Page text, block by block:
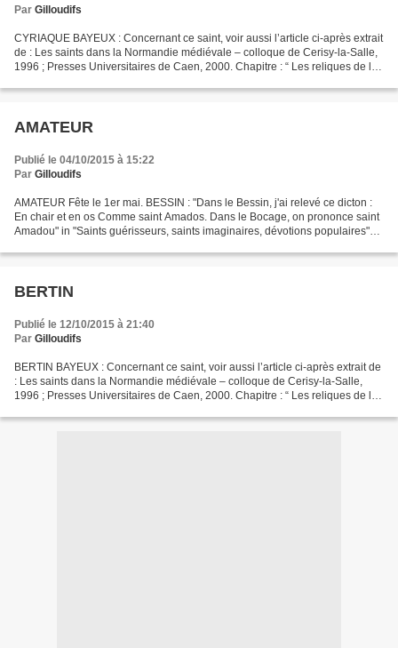
Par Gilloudifs
CYRIAQUE BAYEUX : Concernant ce saint, voir aussi l’article ci-après extrait
de : Les saints dans la Normandie médiévale – colloque de Cerisy-la-Salle,
1996 ; Presses Universitaires de Caen, 2000. Chapitre : “ Les reliques de la
AMATEUR
Publié le 04/10/2015 à 15:22
Par Gilloudifs
AMATEUR Fête le 1er mai. BESSIN : "Dans le Bessin, j'ai relevé ce dicton :
En chair et en os Comme saint Amados. Dans le Bocage, on prononce saint
Amadou" in "Saints guérisseurs, saints imaginaires, dévotions populaires"
BERTIN
Publié le 12/10/2015 à 21:40
Par Gilloudifs
BERTIN BAYEUX : Concernant ce saint, voir aussi l’article ci-après extrait de
: Les saints dans la Normandie médiévale – colloque de Cerisy-la-Salle,
1996 ; Presses Universitaires de Caen, 2000. Chapitre : “ Les reliques de la